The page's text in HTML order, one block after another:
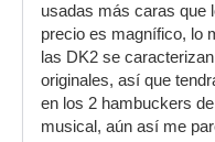
usadas más caras que
precio es magnífico, lo
las DK2 se
originales, así que
en los 2 hambuckers
musical, aún así me